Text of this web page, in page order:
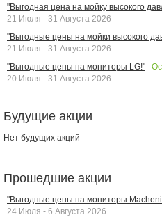
"Выгодная цена на мойку высокого
21 Июля - 31 Августа 2026
"Выгодные цены на мойки высокого
21 Июля - 31 Августа 2026
"Выгодные цены на мониторы LG!"
20 Июля - 31 Августа 2026
Будущие акции
Нет будущих акций
Прошедшие акции
"Выгодные цены на мониторы
24 Июля - 6 Августа 2026